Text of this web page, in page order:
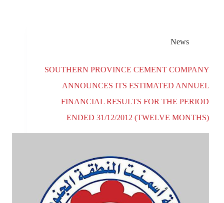
News
SOUTHERN PROVINCE CEMENT COMPANY
ANNOUNCES ITS ESTIMATED ANNUEL
FINANCIAL RESULTS FOR THE PERIOD
ENDED 31/12/2012 (TWELVE MONTHS)